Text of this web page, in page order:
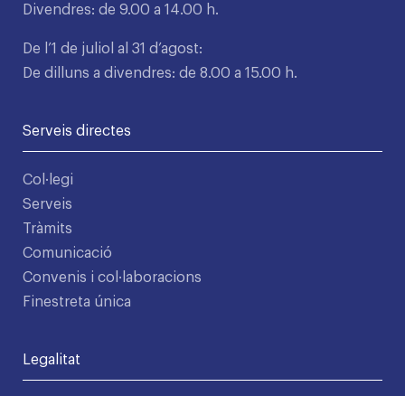
Divendres: de 9.00 a 14.00 h.
De l’1 de juliol al 31 d’agost:
De dilluns a divendres: de 8.00 a 15.00 h.
Serveis directes
Col·legi
Serveis
Tràmits
Comunicació
Convenis i col·laboracions
Finestreta única
Legalitat